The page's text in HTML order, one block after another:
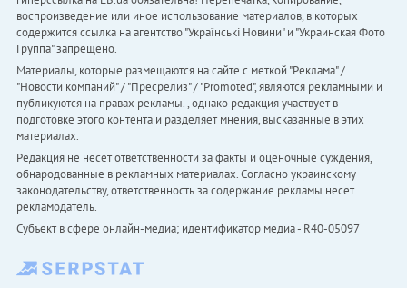
воспроизведение или иное использование материалов, в которых
содержится ссылка на агентство "Українськi Новини" и "Украинская Фото
Группа" запрещено.
Материалы, которые размещаются на сайте с меткой "Реклама" /
"Новости компаний" / "Пресрелиз" / "Promoted", являются рекламными и
публикуются на правах рекламы. , однако редакция участвует в
подготовке этого контента и разделяет мнения, высказанные в этих
материалах.
Редакция не несет ответственности за факты и оценочные суждения,
обнародованные в рекламных материалах. Согласно украинскому
законодательству, ответственность за содержание рекламы несет
рекламодатель.
Субъект в сфере онлайн-медиа; идентификатор медиа - R40-05097